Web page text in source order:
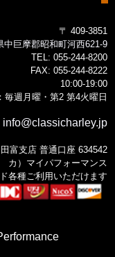
〒 409-3851
中巨摩郡昭和町河西621-9
TEL: 055-244-8200
FAX: 055-244-8222
10:00-19:00
毎週月曜・第2 第4火曜日
info@classicharley.jp
富支店 普通口座 634542
カ）マイパフォーマンス
各種ご利用いただけます